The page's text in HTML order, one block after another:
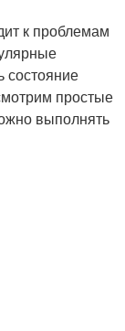
к проблемам
состояние
простые
выполнять